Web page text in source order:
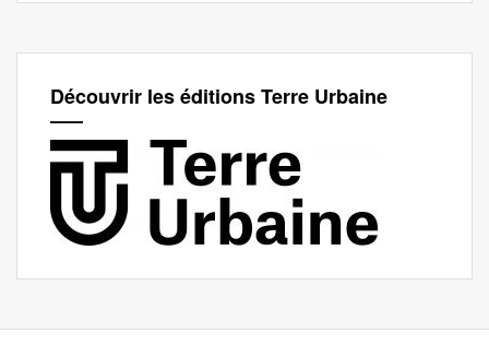
Découvrir les éditions Terre Urbaine